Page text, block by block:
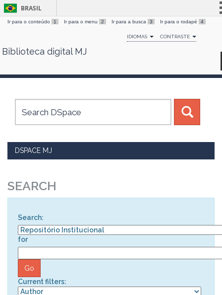
Skip
BRASIL
Simplifique!
Comunica BR
Canais
Ir para o conteúdo 1 Ir para o menu 2 Ir para a busca 3 Ir para o rodapé 4
IDIOMAS CONTRASTE
Biblioteca digital MJ
DSPACE MJ
SEARCH
Search:
for
Current filters: